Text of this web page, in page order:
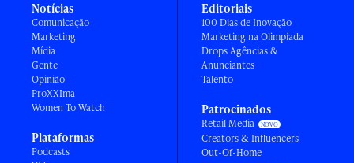
Notícias
Comunicação
Marketing
Mídia
Gente
Opinião
ProXXIma
Women To Watch
Plataformas
Podcasts
Editoriais
100 Dias de Inovação
Marketing na Olimpíada
Drops Agências &
Anunciantes
Talento
Patrocinados
Retail Media
Creators & Influencers
Out-Of-Home